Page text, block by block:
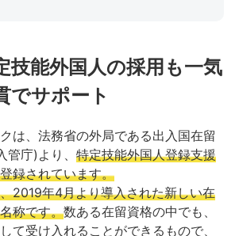
技能外国人の採用も一気
でサポート
は、法務省の外局である出入国在留
管庁)より、特定技能外国人登録支援
録されています。
2019年4月より導入された新しい在
称です。数ある在留資格の中でも、
て受け入れることができるもので、